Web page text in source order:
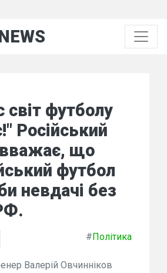
світ футболу
Російський
що
футбол
невдачі без
#Політика
Валерій Овчинніков